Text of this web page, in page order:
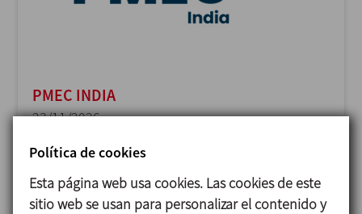
PMEC INDIA
23/11/2026
Política de cookies
Esta página web usa cookies. Las cookies de este
sitio web se usan para personalizar el contenido y